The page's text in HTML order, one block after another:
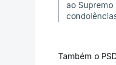
ao
Também o